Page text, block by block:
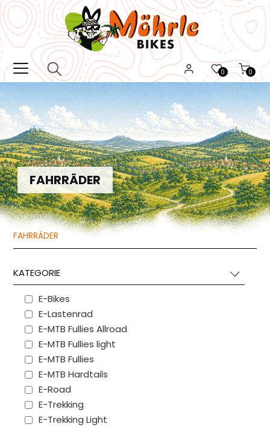
0
0
FAHRRÄDER
FAHRRÄDER
KATEGORIE
E-Bikes
E-Lastenrad
E-MTB Fullies Allroad
E-MTB Fullies light
E-MTB Fullies
E-MTB Hardtails
E-Road
E-Trekking
E-Trekking Light